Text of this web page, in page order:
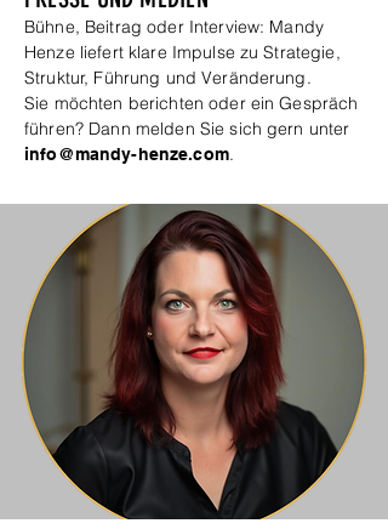
Bühne, Beitrag oder Interview: Mandy
Henze liefert klare Impulse zu Strategie,
Struktur, Führung und Veränderung.
Sie möchten berichten oder ein Gespräch
führen? Dann melden Sie sich gern unter
info@mandy-henze.com.